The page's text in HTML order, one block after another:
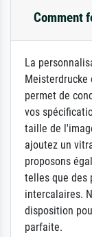
Comment
La
permet de
vos
taille de
ajoutez un
proposons
telles que des
intercalaires.
disposition
parfaite.